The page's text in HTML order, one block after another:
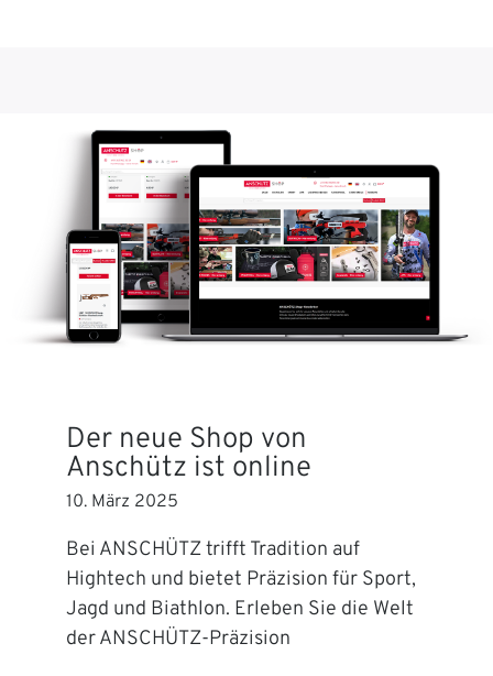
Der neue Shop von
Anschütz ist online
10. März 2025
Bei ANSCHÜTZ trifft Tradition auf
Hightech und bietet Präzision für Sport,
Jagd und Biathlon. Erleben Sie die Welt
der ANSCHÜTZ-Präzision